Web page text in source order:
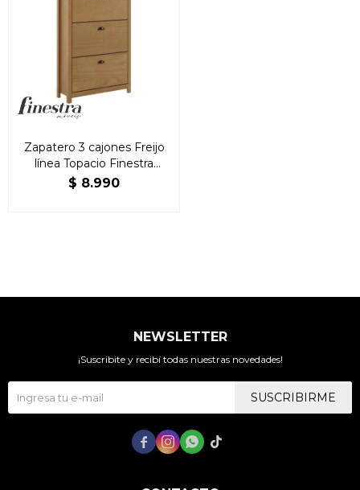
Zapatero 3 cajones Freijo
línea Topacio Finestra
Madera Maciza
$ 8.990
NEWSLETTER
¡Suscribite y recibí todas nuestras novedades!
SUSCRIBIRME
   